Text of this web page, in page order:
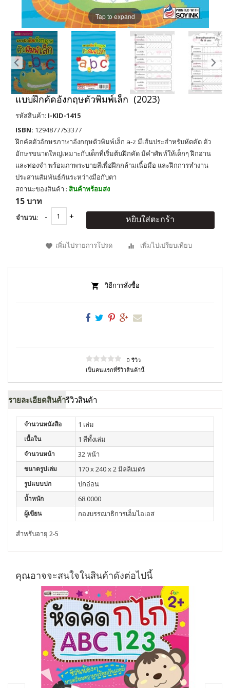
Tap to expand
แบบฝึกคัดอังกฤษตัวพิมพ์เล็ก (2023)
รหัสสินค้า: I-KID-1415
ISBN: 1294877753377
ฝึกคัดตัวอักษรภาษาอังกฤษตัวพิมพ์เล็ก a-z มีเส้นประสำหรับหัดคัด ตัว
อักษรขนาดใหญ่เหมาะกับเด็กที่เริ่มต้นฝึกคัด มีคำศัพท์ให้เด็กๆ ฝึกอ่าน
และท่องจำ พร้อมภาพระบายสีเพื่อฝึกกล้ามเนื้อมือ และฝึกการทำงาน
ประสานสัมพันธ์กันระหว่างมือกับตา
สถานะของสินค้า : สินค้าพร้อมส่ง
15 บาท
จำนวน: หยิบใส่ตะกร้า
เพิ่มไปรายการโปรด เพิ่มไปเปรียบเทียบ
วิธีการสั่งซื้อ
0 รีวิว
เป็นคนแรกที่รีวิวสินค้านี้
รายละเอียดสินค้ารีวิวสินค้า
จำนวนหนังสือ 1 เล่ม
เนื้อใน 1 สีทั้งเล่ม
จำนวนหน้า 32 หน้า
ขนาดรูปเล่ม 170 x 240 x 2 มิลลิเมตร
รูปแบบปก ปกอ่อน
น้ำหนัก 68.0000
ผู้เขียน กองบรรณาธิการเอ็มไอเอส
สำหรับอายุ 2-5
คุณอาจจะสนใจในสินค้าดังต่อไปนี้